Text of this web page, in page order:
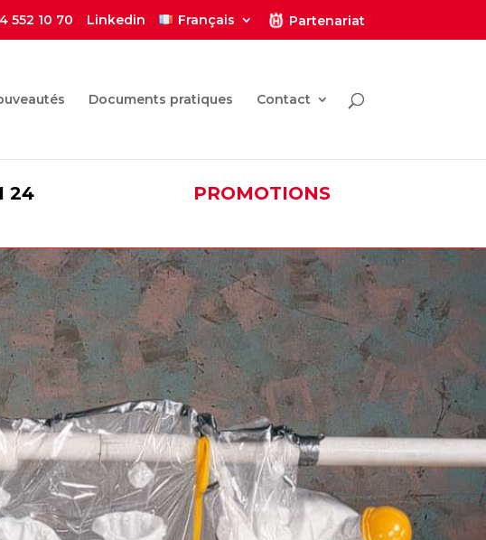
552 10 70 Linkedin Français Partenariat
Documents pratiques Contact
24
PROMOTIONS